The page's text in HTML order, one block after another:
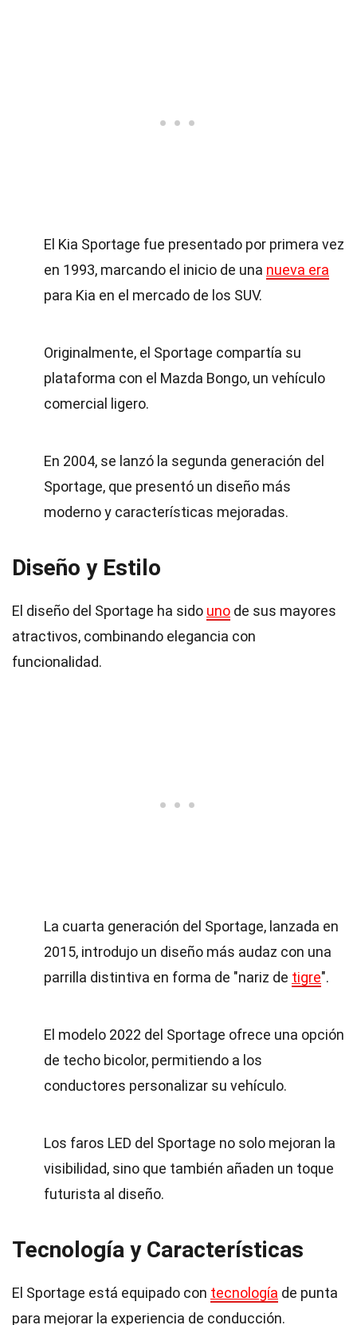
El Kia Sportage fue presentado por primera vez
en 1993, marcando el inicio de una nueva era
para Kia en el mercado de los SUV.
Originalmente, el Sportage compartía su
plataforma con el Mazda Bongo, un vehículo
comercial ligero.
En 2004, se lanzó la segunda generación del
Sportage, que presentó un diseño más
moderno y características mejoradas.
Diseño y Estilo
El diseño del Sportage ha sido uno de sus mayores
atractivos, combinando elegancia con
funcionalidad.
La cuarta generación del Sportage, lanzada en
2015, introdujo un diseño más audaz con una
parrilla distintiva en forma de "nariz de tigre".
El modelo 2022 del Sportage ofrece una opción
de techo bicolor, permitiendo a los
conductores personalizar su vehículo.
Los faros LED del Sportage no solo mejoran la
visibilidad, sino que también añaden un toque
futurista al diseño.
Tecnología y Características
El Sportage está equipado con tecnología de punta
para mejorar la experiencia de conducción.